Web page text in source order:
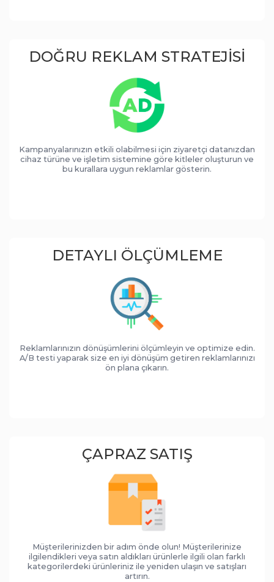
DOĞRU REKLAM STRATEJISI
Kampanyalarınızın etkili olabilmesi için ziyaretçi datanızdan
cihaz türüne ve işletim sistemine göre kitleler oluşturun ve
bu kurallara uygun reklamlar gösterin.
DETAYLI ÖLÇÜMLEME
Reklamlarınızın dönüşümlerini ölçümleyin ve optimize edin.
A/B testi yaparak size en iyi dönüşüm getiren reklamlarınızı
ön plana çıkarın.
ÇAPRAZ SATIŞ
Müşterilerinizden bir adım önde olun! Müşterilerinize
ilgilendikleri veya satın aldıkları ürünlerle ilgili olan farklı
kategorilerdeki ürünleriniz ile yeniden ulaşın ve satışları
artırın.